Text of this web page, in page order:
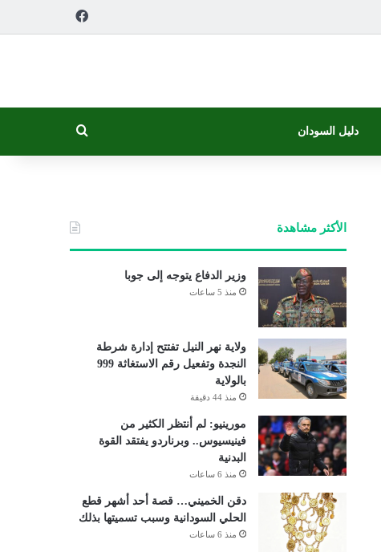
دليل السودان
الأكثر مشاهدة
وزير الدفاع يتوجه إلى جوبا
منذ 5 ساعات
ولاية نهر النيل تفتتح إدارة شرطة
النجدة وتفعيل رقم الاستغاثة 999
بالولاية
منذ 44 دقيقة
مورينيو: لم أنتظر الكثير من
فينيسيوس.. وبرناردو يفتقد القوة
البدنية
منذ 6 ساعات
دقن الخميني… قصة أحد أشهر قطع
الحلي السودانية وسبب تسميتها بذلك
منذ 6 ساعات